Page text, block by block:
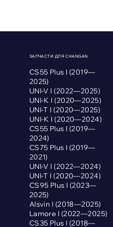
ЗАПЧАСТИ ДЛЯ CHANGAN
CS55 Plus I (2019—
2025)
UNI-V I (2022—2025)
UNI-K I (2020—2025)
UNI-T I (2020—2025)
UNI-K I (2020—2024)
CS55 Plus I (2019—
2024)
CS75 Plus I (2019—
2021)
UNI-V I (2022—2024)
UNI-T I (2020—2024)
CS95 Plus I (2023—
2025)
Alsvin I (2018—2025)
Lamore I (2022—2025)
CS35 Plus I (2018—